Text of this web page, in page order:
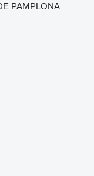
PAMPLONA